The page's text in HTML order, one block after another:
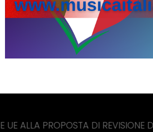
DI REVISIONE DELL’ITALIA”